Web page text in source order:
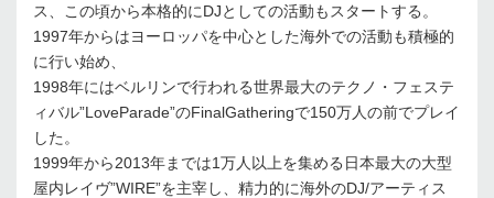
ス、この頃から本格的にDJとしての活動もスタートする。
1997年からはヨーロッパを中心とした海外での活動も積極的
に行い始め、
1998年にはベルリンで行われる世界最大のテクノ・フェステ
ィバル”LoveParade”のFinalGatheringで150万人の前でプレイ
した。
1999年から2013年までは1万人以上を集める日本最大の大型
屋内レイヴ”WIRE”を主宰し、精力的に海外のDJ/アーティス